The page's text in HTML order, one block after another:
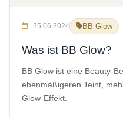
25.06.2024 BB Glow
Was ist BB Glow?
BB Glow ist eine Beauty-
ebenmäßigeren Teint,
Glow-Effekt.